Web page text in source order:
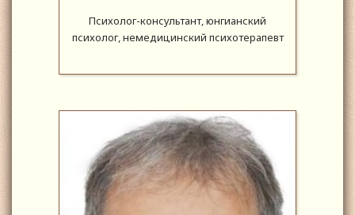
Психолог-консультант, юнгианский
психолог, немедицинский психотерапевт